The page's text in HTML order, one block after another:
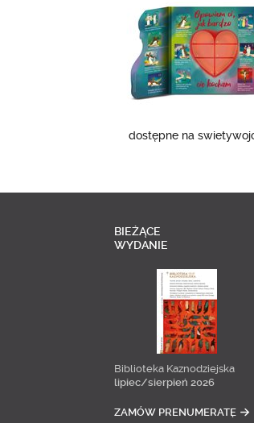
dostępne na
BIEŻĄCE
WYDANIE
Biblioteka Kaznodziejska
lipiec/sierpień 2026
ZAMÓW PRENUMERATĘ